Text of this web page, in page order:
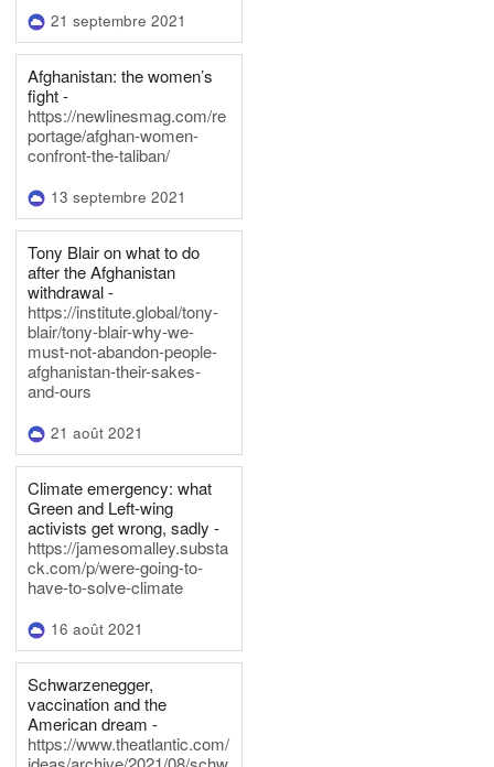
21 septembre 2021
Afghanistan: the women’s
fight -
https://newlinesmag.com/re
portage/afghan-women-
confront-the-taliban/
13 septembre 2021
Tony Blair on what to do
after the Afghanistan
withdrawal -
https://institute.global/tony-
blair/tony-blair-why-we-
must-not-abandon-people-
afghanistan-their-sakes-
and-ours
21 août 2021
Climate emergency: what
Green and Left-wing
activists get wrong, sadly -
https://jamesomalley.substa
ck.com/p/were-going-to-
have-to-solve-climate
16 août 2021
Schwarzenegger,
vaccination and the
American dream -
https://www.theatlantic.com/